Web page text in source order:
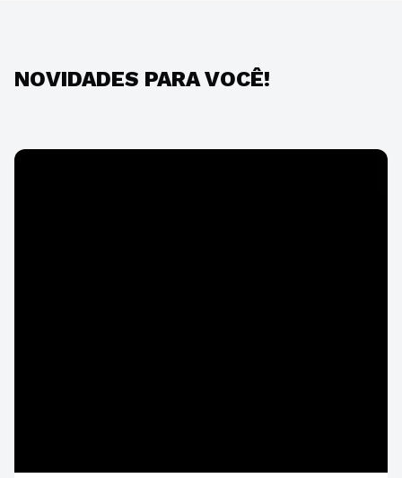
NOVIDADES PARA VOCÊ!